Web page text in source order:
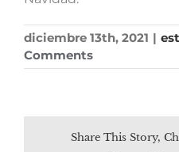
diciembre 13th, 2021 |
Comments
Share This Story,